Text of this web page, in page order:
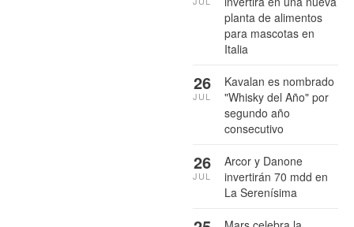
planta de alimentos
para mascotas en
Italia
Kavalan es nombrado
"Whisky del Año" por
segundo año
consecutivo
26
JUL
Arcor y Danone
invertirán 70 mdd en
La Serenísima
26
JUL